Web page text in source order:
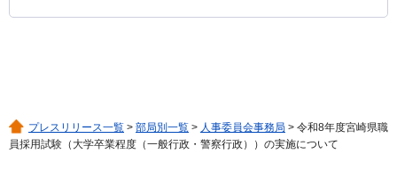
プレスリリース一覧 > 部局別一覧 > 人事委員会事務局 > 令和8年度宮崎県職
員採用試験（大学卒業程度（一般行政・警察行政））の実施について